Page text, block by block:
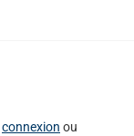
connexion ou